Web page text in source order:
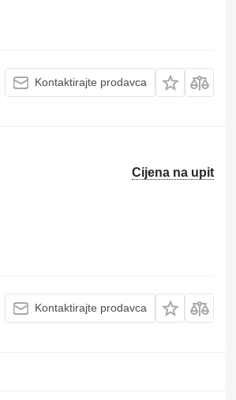
Kontaktirajte prodavca
Cijena na upit
Kontaktirajte prodavca